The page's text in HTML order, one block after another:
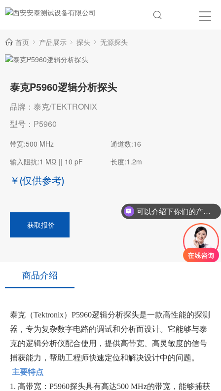
首页 产品展示 探头 无源探头
泰克P5960逻辑分析探头
品牌：泰克/TEKTRONIX
型号：P5960
带宽:500 MHz
通道数:16
输入阻抗:1 MΩ || 10 pF
长度:1.2m
￥ (仅供参考)
获取报价
商品介绍
泰克（Tektronix）P5960逻辑分析探头是一款高性能的探测
器，专为复杂数字电路的调试和分析而设计。它能够与泰
克的逻辑分析仪配合使用，提供高带宽、高灵敏度的信号
捕获能力，帮助工程师快速定位和解决设计中的问题。
主要特点
1. 高带宽：P5960探头具有高达500 MHz的带宽，能够捕获
可以介绍下你们的产品么？